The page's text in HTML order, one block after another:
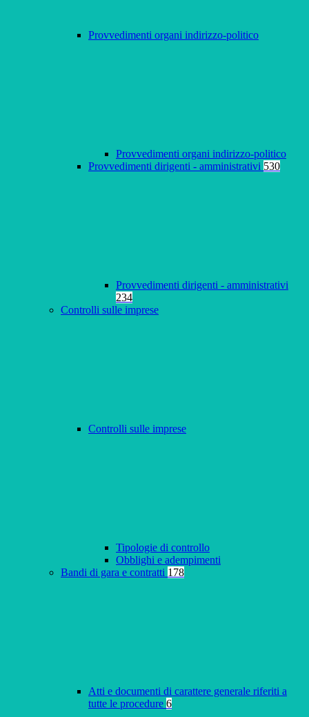
Provvedimenti organi indirizzo-politico
Provvedimenti organi indirizzo-politico
Provvedimenti dirigenti - amministrativi 530
Provvedimenti dirigenti - amministrativi
234
Controlli sulle imprese
Controlli sulle imprese
Tipologie di controllo
Obblighi e adempimenti
Bandi di gara e contratti 178
Atti e documenti di carattere generale riferiti a
tutte le procedure 6